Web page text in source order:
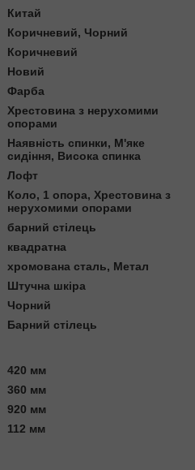
Китай
Коричневий, Чорний
Коричневий
Новий
Фарба
Хрестовина з нерухомими
опорами
Наявність спинки, М'яке
сидіння, Висока спинка
Лофт
Коло, 1 опора, Хрестовина з
нерухомими опорами
барний стілець
квадратна
хромована сталь, Метал
Штучна шкіра
Чорний
Барний стілець
420 мм
360 мм
920 мм
112 мм